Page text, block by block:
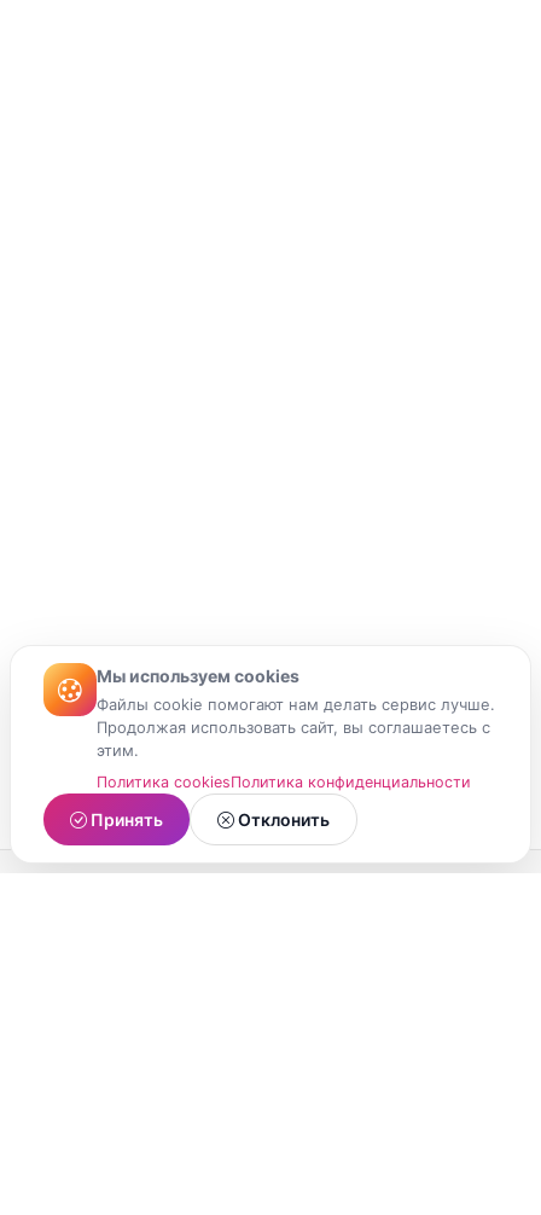
Мы используем cookies
Файлы cookie помогают нам делать сервис лучше.
Продолжая использовать сайт, вы соглашаетесь с
этим.
Политика cookiesПолитика конфиденциальности
Принять Отклонить